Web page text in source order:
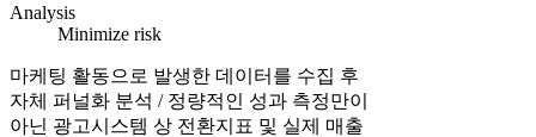
Analysis
Minimize risk
마케팅 활동으로 발생한 데이터를 수집 후
자체 퍼널화 분석 / 정량적인 성과 측정만이
아닌 광고시스템 상 전환지표 및 실제 매출